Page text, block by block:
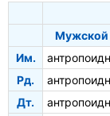
Мужской
Им.
Рд.
Дт.